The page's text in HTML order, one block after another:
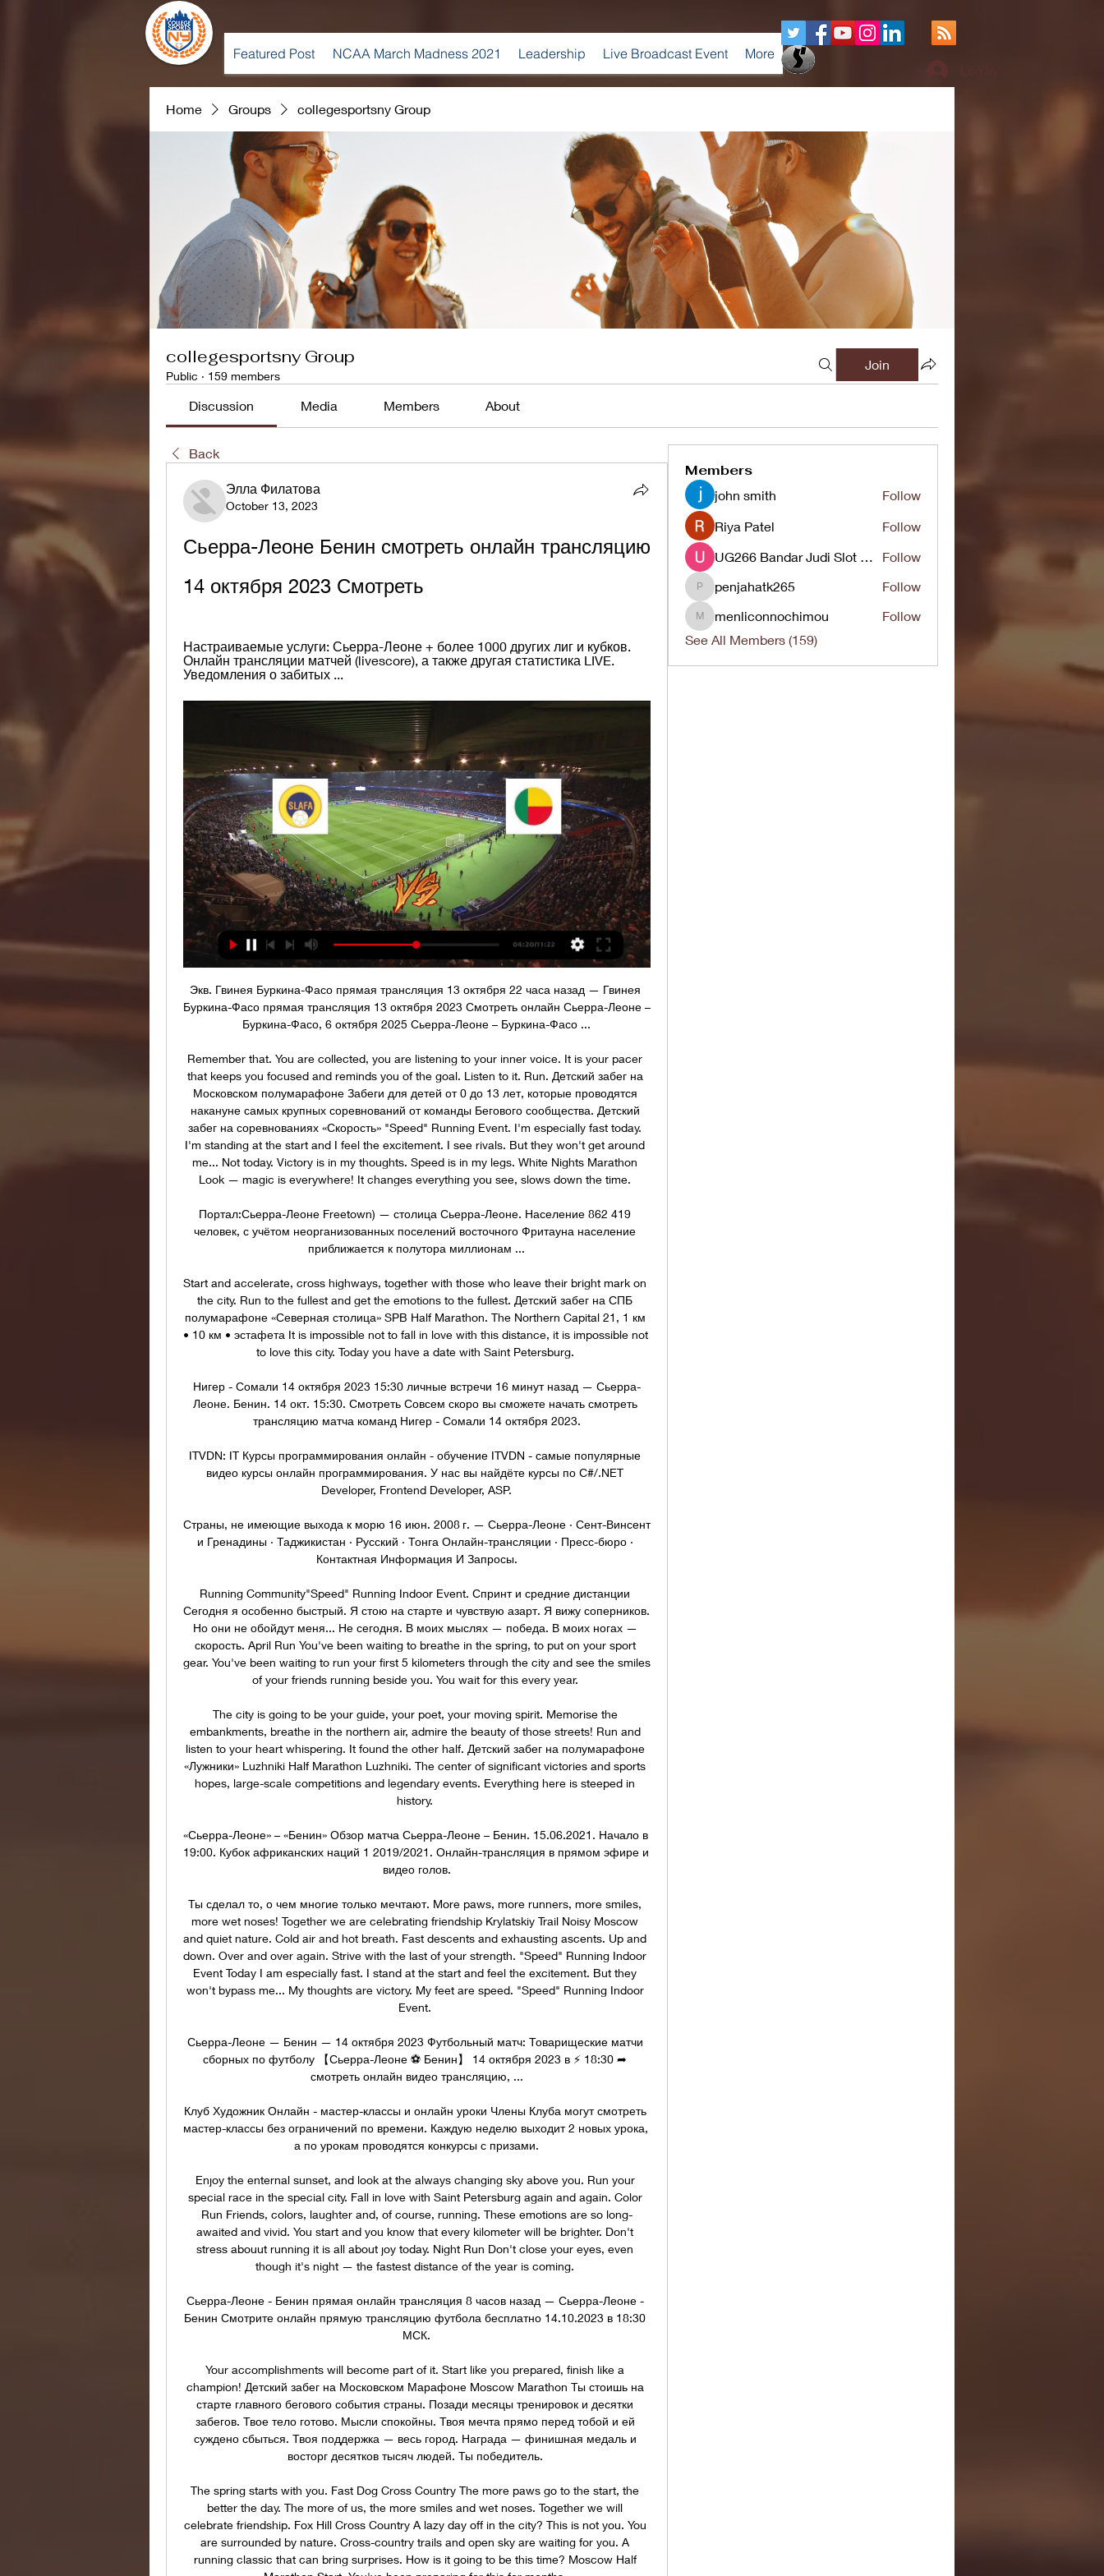
Featured Post NCAA March Madness 2021 Leadership Live Broadcast Event More
Home Groups collegesportsny Group
collegesportsny Group
Public · 159 members
Join
Discussion Media Members About
Back
Элла Филатова
October 13, 2023
Сьерра-Леоне Бенин смотреть онлайн трансляцию
14 октября 2023 Смотреть
Настраиваемые услуги: Сьерра-Леоне + более 1000 других лиг и кубков.
Онлайн трансляции матчей (livescore), а также другая статистика LIVE.
Уведомления о забитых ...
Экв. Гвинея Буркина-Фасо прямая трансляция 13 октября 22 часа назад — Гвинея
Буркина-Фасо прямая трансляция 13 октября 2023 Смотреть онлайн Сьерра-Леоне –
Буркина-Фасо, 6 октября 2025 Сьерра-Леоне – Буркина-Фасо ...
Remember that. You are collected, you are listening to your inner voice. It is your pacer
that keeps you focused and reminds you of the goal. Listen to it. Run. Детский забег на
Московском полумарафоне Забеги для детей от 0 до 13 лет, которые проводятся
накануне самых крупных соревнований от команды Бегового сообщества. Детский
забег на соревнованиях «Скорость» "Speed" Running Event. I'm especially fast today.
I'm standing at the start and I feel the excitement. I see rivals. But they won't get around
me... Not today. Victory is in my thoughts. Speed is in my legs. White Nights Marathon
Look — magic is everywhere! It changes everything you see, slows down the time.
Портал:Сьерра-Леоне Freetown) — столица Сьерра-Леоне. Население 862 419
человек, с учётом неорганизованных поселений восточного Фритауна население
приближается к полутора миллионам ...
Start and accelerate, cross highways, together with those who leave their bright mark on
the city. Run to the fullest and get the emotions to the fullest. Детский забег на СПБ
полумарафоне «Северная столица» SPB Half Marathon. The Northern Capital 21, 1 км
• 10 км • эстафета It is impossible not to fall in love with this distance, it is impossible not
to love this city. Today you have a date with Saint Petersburg.
Нигер - Сомали 14 октября 2023 15:30 личные встречи 16 минут назад — Сьерра-
Леоне. Бенин. 14 окт. 15:30. Смотреть Совсем скоро вы сможете начать смотреть
трансляцию матча команд Нигер - Сомали 14 октября 2023.
ITVDN: IT Курсы программирования онлайн - обучение ITVDN - самые популярные
видео курсы онлайн программирования. У нас вы найдёте курсы по С#/.NET
Developer, Frontend Developer, ASP.
Страны, не имеющие выхода к морю 16 июн. 2008 г. — Сьерра-Леоне · Сент-Винсент
и Гренадины · Таджикистан · Русский · Тонга Онлайн-трансляции · Пресс-бюро ·
Контактная Информация И Запросы.
Running Community"Speed" Running Indoor Event. Спринт и средние дистанции
Сегодня я особенно быстрый. Я стою на старте и чувствую азарт. Я вижу соперников.
Но они не обойдут меня... Не сегодня. В моих мыслях — победа. В моих ногах —
скорость. April Run You've been waiting to breathe in the spring, to put on your sport
gear. You've been waiting to run your first 5 kilometers through the city and see the smiles
of your friends running beside you. You wait for this every year.
The city is going to be your guide, your poet, your moving spirit. Memorise the
embankments, breathe in the northern air, admire the beauty of those streets! Run and
listen to your heart whispering. It found the other half. Детский забег на полумарафоне
«Лужники» Luzhniki Half Marathon Luzhniki. The center of significant victories and sports
hopes, large-scale competitions and legendary events. Everything here is steeped in
history.
«Сьерра-Леоне» – «Бенин» Обзор матча Сьерра-Леоне – Бенин. 15.06.2021. Начало в
19:00. Кубок африканских наций 1 2019/2021. Онлайн-трансляция в прямом эфире и
видео голов.
Ты сделал то, о чем многие только мечтают. More paws, more runners, more smiles,
more wet noses! Together we are celebrating friendship Krylatskiy Trail Noisy Moscow
and quiet nature. Cold air and hot breath. Fast descents and exhausting ascents. Up and
down. Over and over again. Strive with the last of your strength. "Speed" Running Indoor
Event Today I am especially fast. I stand at the start and feel the excitement. But they
won't bypass me... My thoughts are victory. My feet are speed. "Speed" Running Indoor
Event.
Сьерра-Леоне — Бенин — 14 октября 2023 Футбольный матч: Товарищеские матчи
сборных по футболу 【Сьерра-Леоне ⚽ Бенин】 14 октября 2023 в ⚡ 18:30 ➦
смотреть онлайн видео трансляцию, ...
Клуб Художник Онлайн - мастер-классы и онлайн уроки Члены Клуба могут смотреть
мастер-классы без ограничений по времени. Каждую неделю выходит 2 новых урока,
а по урокам проводятся конкурсы с призами.
Enjoy the enternal sunset, and look at the always changing sky above you. Run your
special race in the special city. Fall in love with Saint Petersburg again and again. Color
Run Friends, colors, laughter and, of course, running. These emotions are so long-
awaited and vivid. You start and you know that every kilometer will be brighter. Don't
stress abouut running it is all about joy today. Night Run Don't close your eyes, even
though it's night — the fastest distance of the year is coming.
Сьерра-Леоне - Бенин прямая онлайн трансляция 8 часов назад — Сьерра-Леоне -
Бенин Смотрите онлайн прямую трансляцию футбола бесплатно 14.10.2023 в 18:30
МСК.
Your accomplishments will become part of it. Start like you prepared, finish like a
champion! Детский забег на Московском Марафоне Moscow Marathon Ты стоишь на
старте главного бегового события страны. Позади месяцы тренировок и десятки
забегов. Твое тело готово. Мысли спокойны. Твоя мечта прямо перед тобой и ей
суждено сбыться. Твоя поддержка — весь город. Награда — финишная медаль и
восторг десятков тысяч людей. Ты победитель.
The spring starts with you. Fast Dog Cross Country The more paws go to the start, the
better the day. The more of us, the more smiles and wet noses. Together we will
celebrate friendship. Fox Hill Cross Country A lazy day off in the city? This is not you. You
are surrounded by nature. Cross-country trails and open sky are waiting for you. A
running classic that can bring surprises. How is it going to be this time? Moscow Half
Members
john smith
Follow
Riya Patel
Follow
UG266 Bandar Judi Slot Online Live RTP Slot Gacor Tertinggi
Follow
penjahatk265
penjahatk265 Follow
menliconnochimou
menliconnochimou
Follow
See All Members (159)